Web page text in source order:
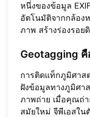
หนึ่งของข้อมูล
อัตโนมัติจากกล้อ
ภาพ สร้างร่องรอ
Geotagging คื
การติดแท็กภูมิศาส
ฝังข้อมูลทางภูมิศา
ภาพถ่าย เมื่อคุณถ่
สมัยใหม่ จีพีเอสใ